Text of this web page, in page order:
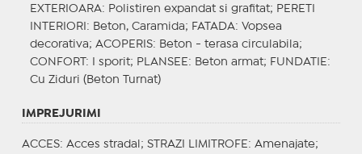
EXTERIOARA: Polistiren expandat si grafitat; PERETI
INTERIORI : Beton, Caramida; FATADA: Vopsea
decorativa; ACOPERIS: Beton - terasa circulabila;
CONFORT : I sporit; PLANSEE : Beton armat; FUNDATIE :
Cu Ziduri (Beton Turnat)
IMPREJURIMI
ACCES: Acces stradal; STRAZI LIMITROFE : Amenajate;